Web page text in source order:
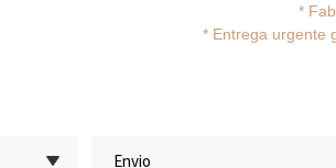
*
* Entrega urgente
Envio